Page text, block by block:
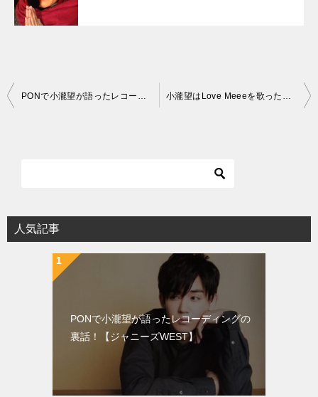
投
シ
PONで小瀧望が語ったレコーディングの裏話！【ジャニーズWEST】 小瀧望はLove Meeeを歌った事がある？どの番組？【ジャニーズWEST】
人気記事
PONで小瀧望が語ったレコーディングの
裏話！【ジャニーズWEST】